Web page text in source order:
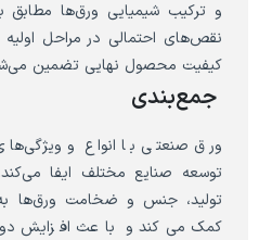
و ترکیب شیمیایی ورق‌ها
نقص‌های احتمالی در مراحل
کیفیت محصول نهایی تضمین
جمع‌بندی
ورق صنعتی با انواع و
توسعه صنایع مختلف ایفا
تولید، جنس و ضخامت ورق‌ها
کمک می‌کند و باعث افزایش